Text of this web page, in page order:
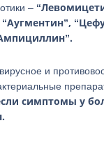
–
и
симптомы у